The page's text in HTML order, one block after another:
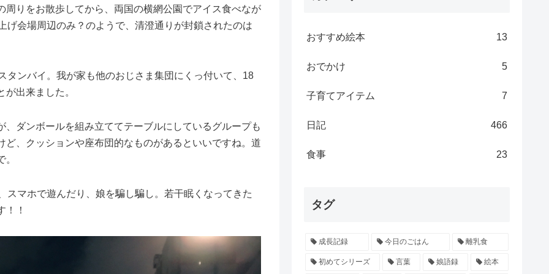
りをお散歩してから、両国の横網公園でアイス食べなが
会場周辺のみ？のようで、清澄通りが封鎖されたのは
ンバイ。我が家も他のおじさま集団にくっ付いて、18
出来ました。
ダンボールを組み立ててテーブルにしているグループも
、クッションや座布団的なものがあるといいですね。道
マホで遊んだり、娘を騙し騙し。若干眠くなってきた
！！
おすすめ絵本 13
おでかけ 5
子育てアイテム 7
日記 466
食事 23
タグ
成長記録 今日のごはん 離乳食
初めてシリーズ 言葉 娘語録 絵本